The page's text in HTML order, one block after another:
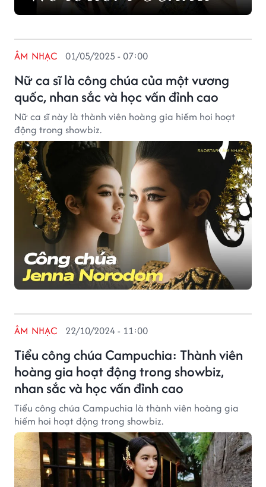
Nữ ca sĩ là công chúa của một vương
quốc, nhan sắc và học vấn đỉnh cao
ÂM NHẠC 01/05/2025 - 07:00
Nữ ca sĩ này là thành viên hoàng gia hiếm hoi hoạt
động trong showbiz.
Tiểu công chúa Campuchia: Thành viên
hoàng gia hoạt động trong showbiz,
nhan sắc và học vấn đỉnh cao
ÂM NHẠC 22/10/2024 - 11:00
Tiểu công chúa Campuchia là thành viên hoàng gia
hiếm hoi hoạt động trong showbiz.